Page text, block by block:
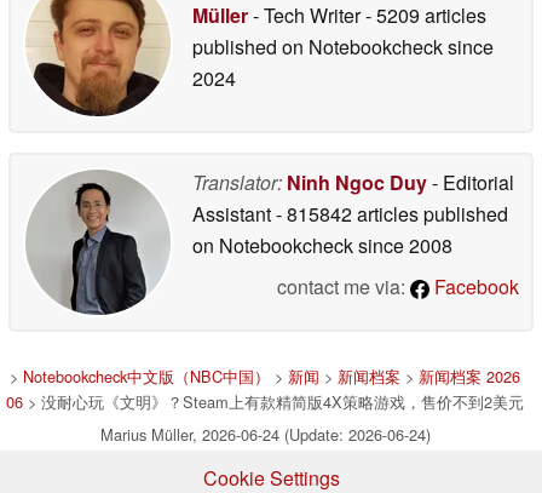
Müller- Tech Writer- 5209 articles
published on Notebookchecksince
2024
Translator: Ninh Ngoc Duy- Editorial
Assistant- 815842 articles published
on Notebookchecksince 2008
contact me via:
Facebook
> Notebookcheck中文版（NBC中国） > 新闻 > 新闻档案 > 新闻档案 2026
06 > 没耐心玩《文明》？Steam上有款精简版4X策略游戏，售价不到2美元
Marius Müller, 2026-06-24 (Update: 2026-06-24)
Cookie Settings